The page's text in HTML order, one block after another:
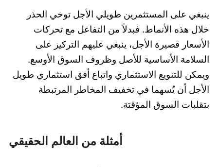
ينبغي على المستثمرين طويلي الأجل توخي الحذر
خلال هذه الأنماط. فبدلاً من التفاعل مع تحركات
الأسعار قصيرة الأجل، ينبغي عليهم التركيز على
السلامة الأساسية للأصل وظروف السوق الأوسع.
ويمكن للتنويع الاستثماري واتباع أفق استثماري طويل
الأجل أن يُسهما في تخفيف المخاطر المرتبطة
بتقلبات السوق المؤقتة.
أمثلة من العالم الحقيقي